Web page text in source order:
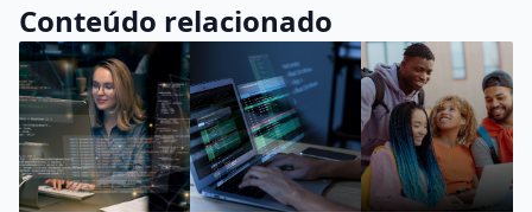
Conteúdo relacionado